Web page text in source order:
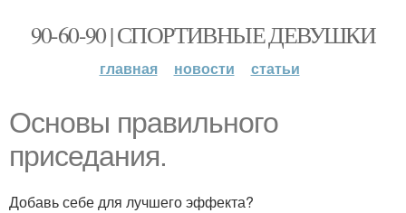
90-60-90 | СПОРТИВНЫЕ ДЕВУШКИ
главная новости статьи
Основы правильного
приседания.
Добавь себе для лучшего эффекта?